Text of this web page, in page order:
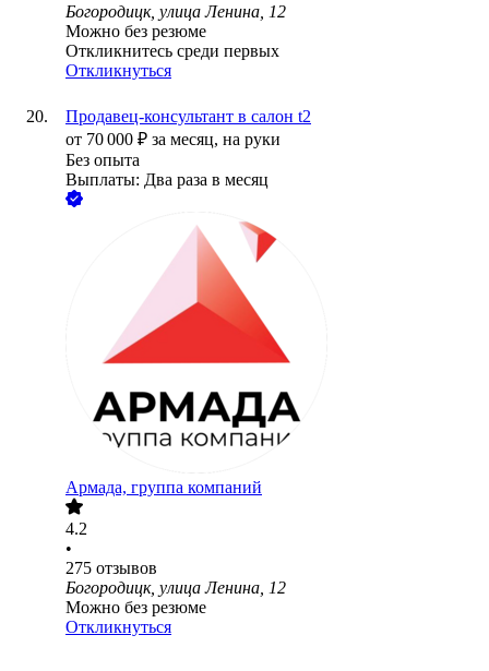
Богородицк, улица Ленина, 12
Можно без резюме
Откликнитесь среди первых
Откликнуться
Продавец-консультант в салон t2
от 70 000 ₽ за месяц, на руки
Без опыта
Выплаты: Два раза в месяц
Армада, группа компаний
4.2
•
275 отзывов
Богородицк, улица Ленина, 12
Можно без резюме
Откликнуться